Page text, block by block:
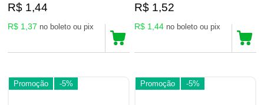
R$ 1,44
R$ 1,37 no boleto ou pix
R$ 1,52
R$ 1,44 no boleto ou pix
Promoção -5% Promoção -5%